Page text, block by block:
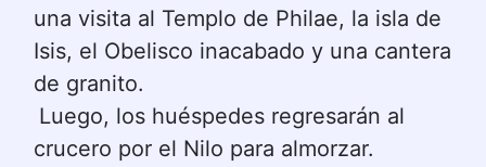
una visita al Templo de Philae, la isla de
Isis, el Obelisco inacabado y una cantera
de granito.
Luego, los huéspedes regresarán al
crucero por el Nilo para almorzar.